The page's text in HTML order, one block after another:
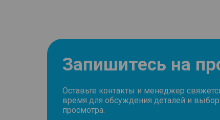
Запишитесь на
Оставьте контакты и менеджер
время для обсуждения деталей и
просмотра.